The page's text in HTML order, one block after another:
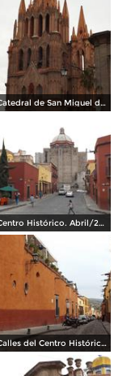
Catedral de San Miguel de estilo gótico. Abril/2014
Centro Histórico. Abril/2014
Calles del Centro Histórico. Abril/2014